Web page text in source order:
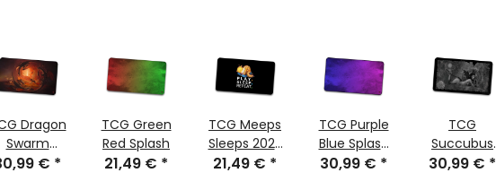
Dragon
Swarm
umnäht
€ *
TCG Green
Red Splash
21,49 € *
TCG Meeps
Sleeps 2025
61 x 35 cm
21,49 € *
TCG Purple
Blue Splash
umnäht
30,99 € *
TCG
Succubus
Scroll Grau
30,99 € *